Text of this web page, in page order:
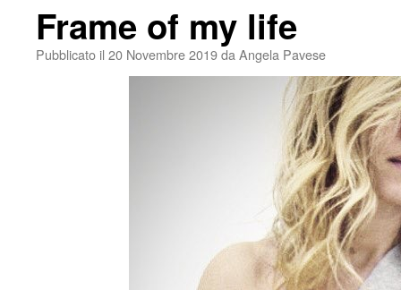
Frame of my life
Pubblicato il 20 Novembre 2019da Angela Pavese